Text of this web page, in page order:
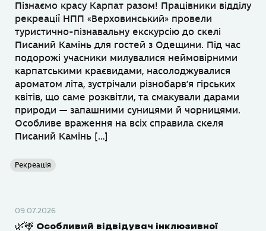
Пізнаємо красу Карпат разом! Працівники відділу
рекреації НПП «Верховинський» провели
туристично-пізнавальну екскурсію до скелі
Писаний Камінь для гостей з Одещини. Під час
подорожі учасники милувалися неймовірними
карпатськими краєвидами, насолоджувалися
ароматом літа, зустрічали різнобарв’я гірських
квітів, що саме розквітли, та смакували дарами
природи — запашними суницями й чорницями.
Особливе враження на всіх справила скеля
Писаний Камінь […]
Рекреація
09.07.2026
🌿🦌 Особливий відвідувач інклюзивної